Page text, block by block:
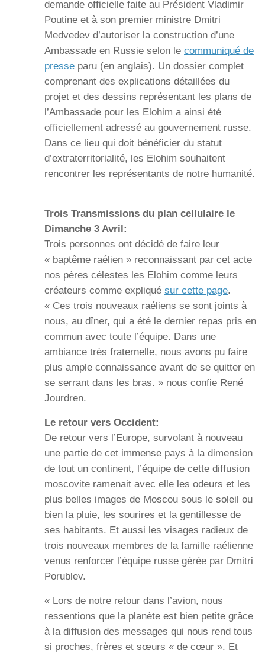
demande officielle faite au Président Vladimir
Poutine et à son premier ministre Dmitri
Medvedev d’autoriser la construction d’une
Ambassade en Russie selon le communiqué de
presse paru (en anglais). Un dossier complet
comprenant des explications détaillées du
projet et des dessins représentant les plans de
l’Ambassade pour les Elohim a ainsi été
officiellement adressé au gouvernement russe.
Dans ce lieu qui doit bénéficier du statut
d’extraterritorialité, les Elohim souhaitent
rencontrer les représentants de notre humanité.
Trois Transmissions du plan cellulaire le
Dimanche 3 Avril:
Trois personnes ont décidé de faire leur
« baptême raélien » reconnaissant par cet acte
nos pères célestes les Elohim comme leurs
créateurs comme expliqué sur cette page.
« Ces trois nouveaux raéliens se sont joints à
nous, au dîner, qui a été le dernier repas pris en
commun avec toute l’équipe. Dans une
ambiance très fraternelle, nous avons pu faire
plus ample connaissance avant de se quitter en
se serrant dans les bras. » nous confie René
Jourdren.
Le retour vers Occident:
De retour vers l’Europe, survolant à nouveau
une partie de cet immense pays à la dimension
de tout un continent, l’équipe de cette diffusion
moscovite ramenait avec elle les odeurs et les
plus belles images de Moscou sous le soleil ou
bien la pluie, les sourires et la gentillesse de
ses habitants. Et aussi les visages radieux de
trois nouveaux membres de la famille raélienne
venus renforcer l’équipe russe gérée par Dmitri
Porublev.
« Lors de notre retour dans l’avion, nous
ressentions que la planète est bien petite grâce
à la diffusion des messages qui nous rend tous
si proches, frères et sœurs « de cœur ». Et